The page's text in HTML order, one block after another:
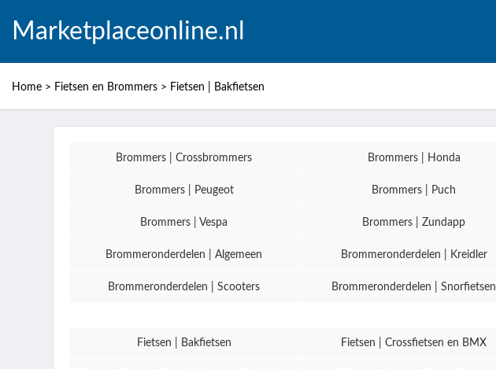
Marketplaceonline.nl
Home > Fietsen en Brommers > Fietsen | Bakfietsen
Brommers | Crossbrommers Brommers | Honda
Brommers | Peugeot Brommers | Puch
Brommers | Vespa Brommers | Zundapp
Brommeronderdelen | Algemeen Brommeronderdelen | Kreidler
Brommeronderdelen | Scooters Brommeronderdelen | Snorfietsen
Fietsen | Bakfietsen Fietsen | Crossfietsen en BMX